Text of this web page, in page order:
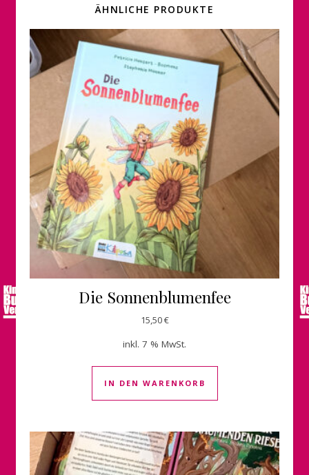
ÄHNLICHE PRODUKTE
Die Sonnenblumenfee
15,50€
inkl. 7 % MwSt.
IN DEN WARENKORB